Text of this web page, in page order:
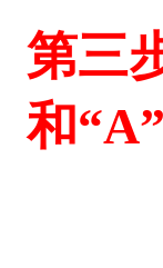
第三
和